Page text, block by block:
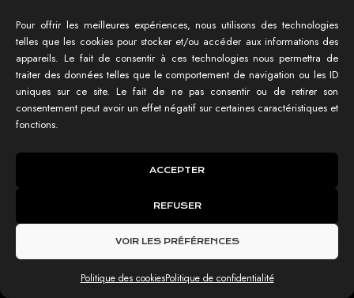
Pour offrir les meilleures expériences, nous utilisons des technologies
telles que les cookies pour stocker et/ou accéder aux informations des
appareils. Le fait de consentir à ces technologies nous permettra de
traiter des données telles que le comportement de navigation ou les ID
uniques sur ce site. Le fait de ne pas consentir ou de retirer son
consentement peut avoir un effet négatif sur certaines caractéristiques et
fonctions.
ACCEPTER
REFUSER
VOIR LES PRÉFÉRENCES
Politique des cookiesPolitique de confidentialité
UN PROJET ?
En cochant cette case, j'accepte lapolitique de